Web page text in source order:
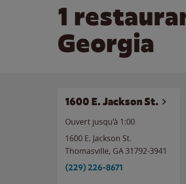
1
Georgia
1600 E. Jackson St.
Ouvert jusqu’à 1:00
1600 E. Jackson St.
Thomasville, GA31792-3941
(229) 226-8671